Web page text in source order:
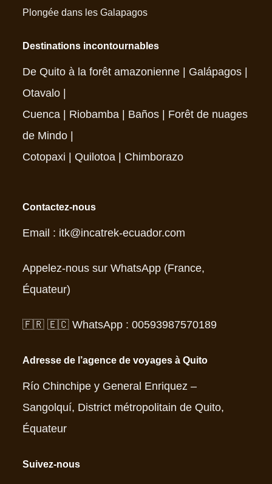
Plongée dans les Galapagos
Destinations incontournables
De Quito à la forêt amazonienne Galápagos
Otavalo
Cuenca
Riobamba Baños
Forêt de nuages
de Mindo
Cotopaxi |Quilotoa Chimborazo
Contactez-nous
Email : itk@incatrek-ecuador.com
Appelez-nous sur WhatsApp (France,
Équateur)
🇫🇷 🇪🇨 WhatsApp : 00593987570189
Adresse de l’agence de voyages à Quito
Río Chinchipe y General Enriquez –
Sangolquí, District métropolitain de Quito,
Équateur
Suivez-nous